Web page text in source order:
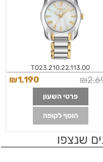
T023.210.22.113.00
₪
₪1,190
פרטי השעון
הוסף לקופה
שנצפו